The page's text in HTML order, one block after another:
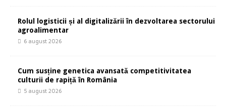
Rolul logisticii și al digitalizării în dezvoltarea sectorului
agroalimentar
6 august 2026
Cum susține genetica avansată competitivitatea
culturii de rapiță în România
5 august 2026